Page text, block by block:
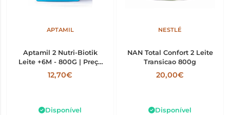
APTAMIL
Aptamil 2 Nutri-Biotik
Leite +6M - 800G | Preço
Especial
12,70€
Disponível
NESTLÉ
NAN Total Confort 2 Leite
Transicao 800g
20,00€
Disponível